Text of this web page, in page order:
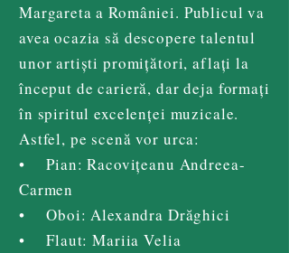
Margareta a României. Publicul va
avea ocazia să descopere talentul
unor artiști promițători, aflați la
început de carieră, dar deja formați
în spiritul excelenței muzicale.
Astfel, pe scenă vor urca:
• Pian: Racovițeanu Andreea-
Carmen
• Oboi: Alexandra Drăghici
• Flaut: Mariia Velia